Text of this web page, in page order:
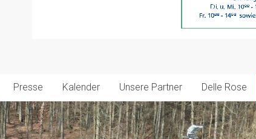
Presse Kalender Unsere Partner Delle Rose